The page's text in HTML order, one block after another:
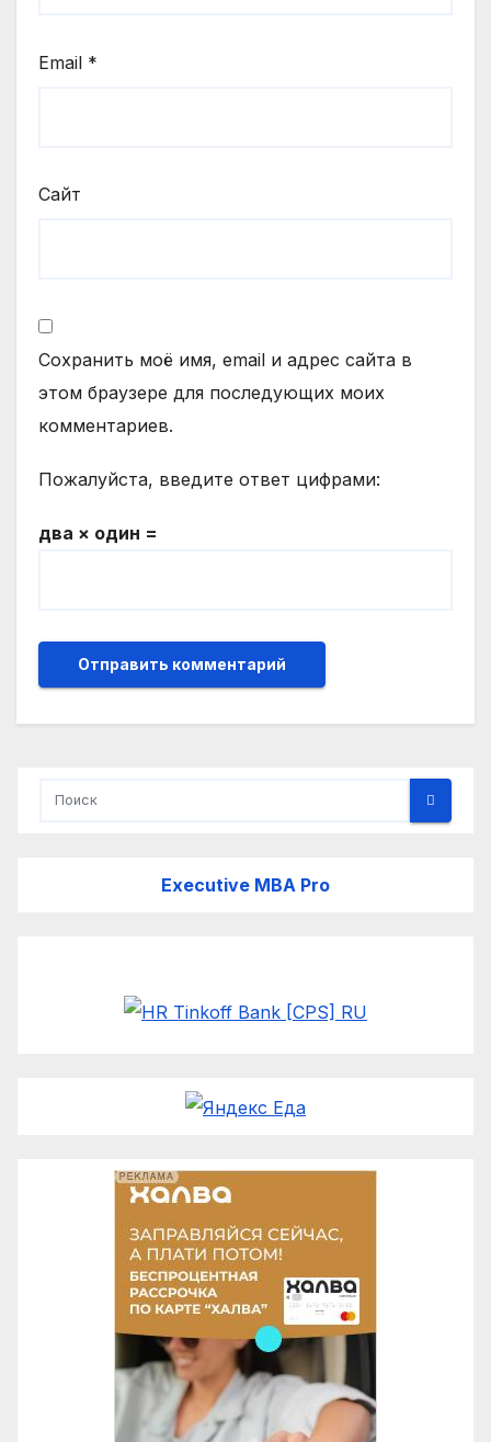
Email *
Сайт
Сохранить моё имя, email и адрес сайта в
этом браузере для последующих моих
комментариев.
Пожалуйста, введите ответ цифрами:
два × один =
Executive MBA Pro